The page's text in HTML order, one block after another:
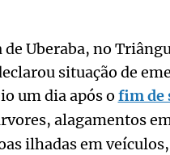
Uberaba, no
situação de
um dia após o fim de
alagamentos
ilhadas em